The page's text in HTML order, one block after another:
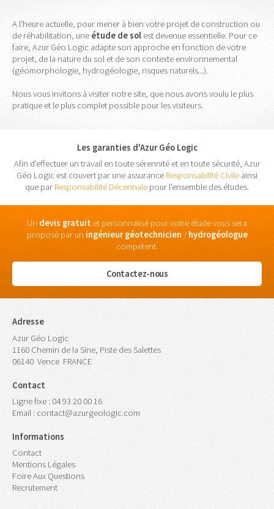
A l'heure actuelle, pour mener à bien votre projet de construction ou
de réhabilitation, une étude desol est devenue essentielle. Pour ce
faire, Azur Géo Logic adapte son approche en fonction de votre
projet, de la nature du sol et de son contexte environnemental
(géomorphologie, hydrogéologie, risques naturels...).
Nous vous invitons à visiter notre site, que nous avons voulu le plus
pratique et le plus complet possible pour les visiteurs.
Les garanties d'Azur Géo Logic
Afin d'effectuer un travail en toute sérennité et en toute sécurité, Azur
Géo Logic est couvert par une assurance Responsabilité Civile ainsi
que par Responsabilité Décennale pour l'ensemble des études.
Un devis gratuit et personnalisé pour votre étude vous sera
proposé par un ingénieur géotechnicien / hydrogéologue
compétent.
Contactez-nous
Adresse
Azur Géo Logic
1160 Chemin de la Sine, Piste des Salettes
06140 Vence FRANCE
Contact
Ligne fixe : 04 93 20 00 16
Email : contact@azurgeologic.com
Informations
Contact
Mentions Légales
Foire Aux Questions
Recrutement